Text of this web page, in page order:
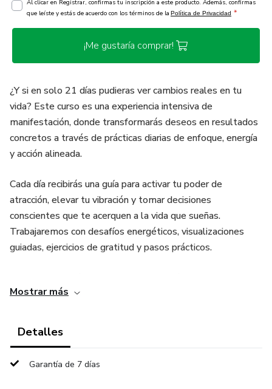
Al clicar en Registrar, confirmas tu inscripción a este producto. Además, confirmas
que leíste y estás de acuerdo con los términos de la Política de Privacidad *
¡Me gustaría comprar!
¿Y si en solo 21 días pudieras ver cambios reales en tu
vida? Este curso es una experiencia intensiva de
manifestación, donde transformarás deseos en resultados
concretos a través de prácticas diarias de enfoque, energía
y acción alineada.
Cada día recibirás una guía para activar tu poder de
atracción, elevar tu vibración y tomar decisiones
conscientes que te acerquen a la vida que sueñas.
Trabajaremos con desafíos energéticos, visualizaciones
guiadas, ejercicios de gratitud y pasos prácticos.
días, puedes ver tu realidad cambiar si tomas el control
Mostrar más
Detalles
Garantía de 7 días